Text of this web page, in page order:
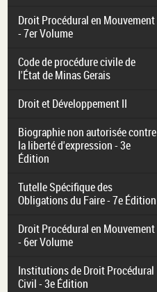
Droit Procédural en Mouvement
- 7er Volume
Code de procédure civile de
l'État de Minas Gerais
Droit et Développement II
Biographie non autorisée contre
la liberté d'expression - 3e
Édition
Tutelle Spécifique des
Obligations du Faire - 7e Édition
Droit Procédural en Mouvement
- 6er Volume
Institutions de Droit Procédural
Civil - 3e Édition